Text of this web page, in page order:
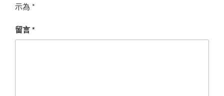
示為 *
留言*